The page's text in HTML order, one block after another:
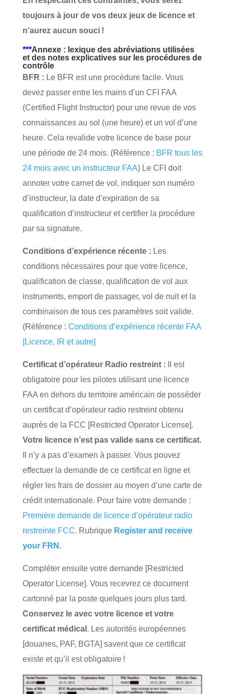
toujours à jour de vos deux jeux de licence et
n’aurez aucun souci !
***Annexe : lexique des abréviations utilisées
et des notes explicatives sur les procédures de
contrôle
BFR : Le BFR est une procédure facile. Vous
devez passer entre les mains d’un CFI FAA
(Certified Flight Instructor) pour une revue de vos
connaissances au sol (une heure) et un vol d’une
heure. Cela revalide votre licence de base pour
une période de 24 mois. (Référence : BFR tous les
24 mois avec un instructeur FAA) Le CFI doit
annoter votre carnet de vol, indiquer son numéro
d’instructeur, la date d’expiration de sa
qualification d’instructeur et certifier la procédure
par sa signature.
Conditions d’expérience récente : Les
conditions nécessaires pour que votre licence,
qualification de classe, qualification de vol aux
instruments, emport de passager, vol de nuit et la
combinaison de tous ces paramètres soit valide.
(Référence : Conditions d’expérience récente FAA
[Licence, IR et autre]
Certificat d’opérateur Radio restreint :
Il est
obligatoire pour les pilotes utilisant une licence
FAA en dehors du territoire américain de posséder
un certificat d’opérateur radio restreint obtenu
auprès de la FCC [Restricted Operator License].
Votre licence n’est pas valide sans ce certificat.
Il n’y a pas d’examen à passer. Vous pouvez
effectuer la demande de ce certificat en ligne et
régler les frais de dossier au moyen d’une carte de
crédit internationale. Pour faire votre demande :
Première demande de licence d’opérateur radio
restreinte FCC. Rubrique Register and receive
your FRN .
Compléter ensuite votre demande [Restricted
Operator License]. Vous recevrez ce document
cartonné par la poste quelques jours plus tard.
Conservez le avec votre licence et votre
certificat médical . Les autorités européennes
[douanes, PAF, BGTA] savent que ce certificat
existe et qu’il est obligatoire !